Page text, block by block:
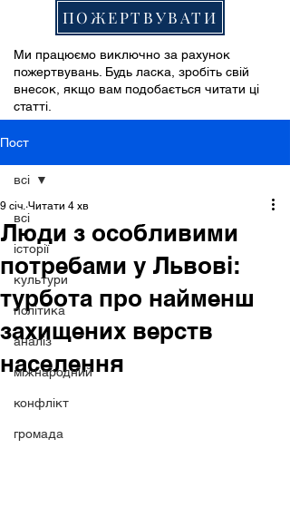
ПОЖЕРТВУВАТИ
Ми працюємо виключно за рахунок
пожертвувань. Будь ласка, зробіть свій
внесок, якщо вам подобається читати ці
статті.
Пост
всі
історії
культури
політика
аналіз
міжнародний
конфлікт
громада
всі
Люди з особливими
потребами у Львові:
турбота про найменш
захищених верств
населення
9 січ. Читати 4 хв